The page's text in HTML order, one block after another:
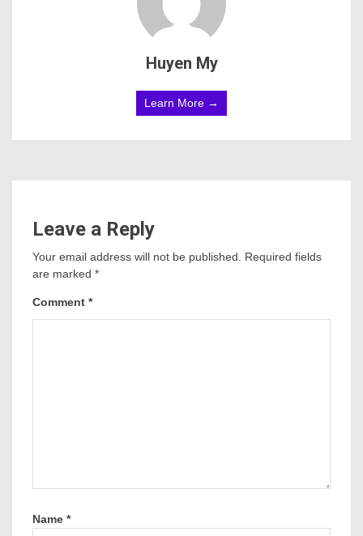
Huyen My
Learn More →
Leave a Reply
Your email address will not be published. Required fields
are marked *
Comment *
Name *